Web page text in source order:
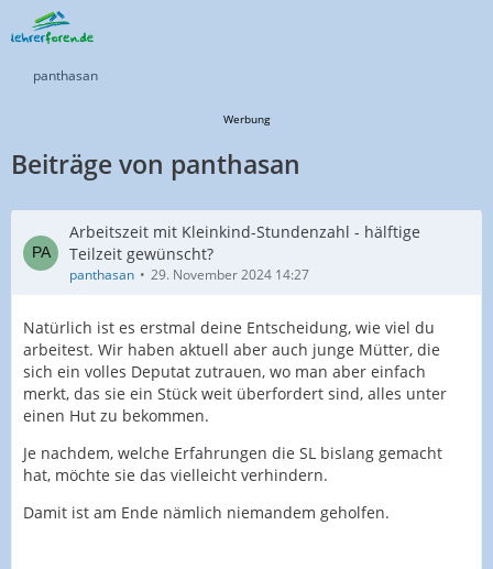
panthasan
Werbung
Beiträge von panthasan
Arbeitszeit mit Kleinkind-Stundenzahl - hälftige
Teilzeit gewünscht?
panthasan 29. November 2024 14:27
Natürlich ist es erstmal deine Entscheidung, wie viel du
arbeitest. Wir haben aktuell aber auch junge Mütter, die
sich ein volles Deputat zutrauen, wo man aber einfach
merkt, das sie ein Stück weit überfordert sind, alles unter
einen Hut zu bekommen.
Je nachdem, welche Erfahrungen die SL bislang gemacht
hat, möchte sie das vielleicht verhindern.
Damit ist am Ende nämlich niemandem geholfen.